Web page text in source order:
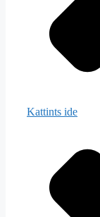
Kattints ide